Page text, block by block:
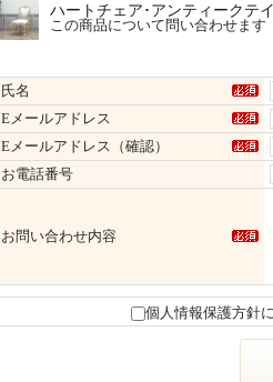
ハートチェア･アンティークテ
この商品について問い合わせます
氏名
Eメールアドレス
Eメールアドレス（確認）
お電話番号
お問い合わせ内容
個人情報保護方針